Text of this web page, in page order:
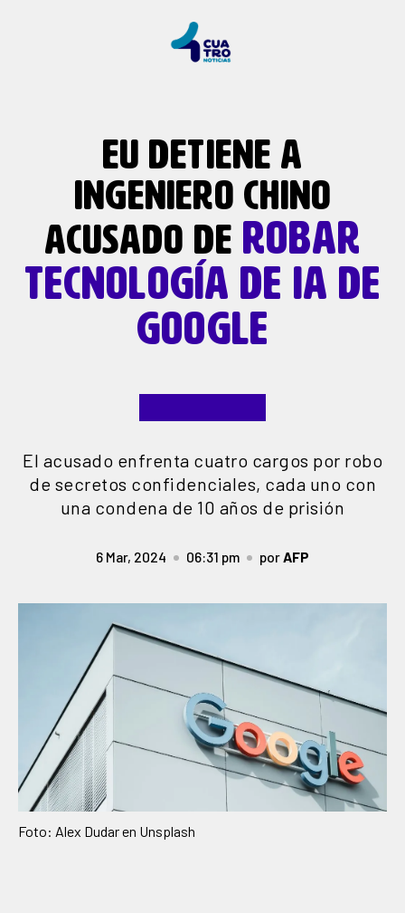
EU DETIENE A
INGENIERO CHINO
ACUSADO DE ROBAR
TECNOLOGÍA DE IA DE
GOOGLE
El acusado enfrenta cuatro cargos por robo
de secretos confidenciales, cada uno con
una condena de 10 años de prisión
6 Mar, 2024 06:31 pm porAFP
Foto: Alex Dudar en Unsplash